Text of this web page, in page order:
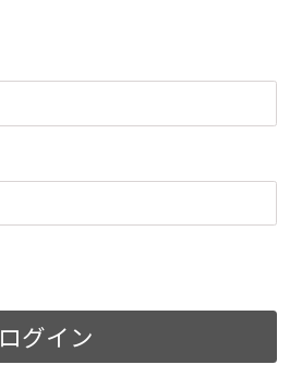
ログイン